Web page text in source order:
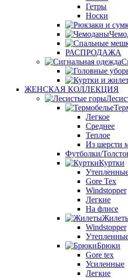
Гетры
Носки
РАСПРОДАЖА
ЖЕНСКАЯ КОЛЛЕКЦИЯ
Легкое
Среднее
Теплое
Из шерсти
Футболки/
Куртки
Gore Tex
Windstopper
Легкие
На флисе
Windstopper
Брюки
Gore tex
Усиленные
Легкие